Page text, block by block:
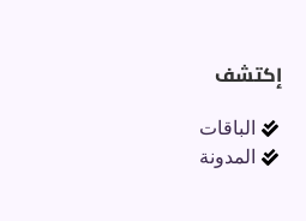
إكتشف
الباقات
المدونة